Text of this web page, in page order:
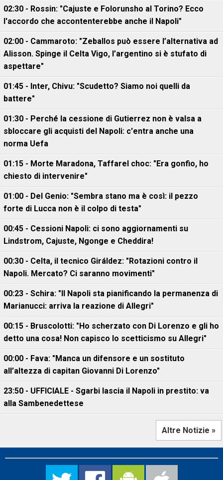
02:30 - Rossin: "Cajuste e Folorunsho al Torino? Ecco
l'accordo che accontenterebbe anche il Napoli"
02:00 - Cammaroto: "Zeballos può essere l’alternativa ad
Alisson. Spinge il Celta Vigo, l’argentino si è stufato di
aspettare"
01:45 - Inter, Chivu: "Scudetto? Siamo noi quelli da
battere"
01:30 - Perché la cessione di Gutierrez non è valsa a
sbloccare gli acquisti del Napoli: c'entra anche una
norma Uefa
01:15 - Morte Maradona, Taffarel choc: "Era gonfio, ho
chiesto di intervenire"
01:00 - Del Genio: "Sembra stano ma è così: il pezzo
forte di Lucca non è il colpo di testa"
00:45 - Cessioni Napoli: ci sono aggiornamenti su
Lindstrom, Cajuste, Ngonge e Cheddira!
00:30 - Celta, il tecnico Giráldez: "Rotazioni contro il
Napoli. Mercato? Ci saranno movimenti"
00:23 - Schira: "Il Napoli sta pianificando la permanenza di
Marianucci: arriva la reazione di Allegri"
00:15 - Bruscolotti: "Ho scherzato con Di Lorenzo e gli ho
detto una cosa! Non capisco lo scetticismo su Allegri"
00:00 - Fava: "Manca un difensore e un sostituto
all’altezza di capitan Giovanni Di Lorenzo"
23:50 - UFFICIALE - Sgarbi lascia il Napoli in prestito: va
alla Sambenedettese
Altre Notizie »